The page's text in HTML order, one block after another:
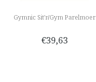
Gymnic Sit'n'Gym Parelmoer
€39,63